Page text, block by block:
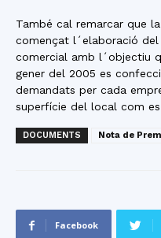
També cal remarcar que
començat l´elaboració
comercial amb l´objectiu
gener del 2005 es
demandats per cada
superfície del local com
DOCUMENTS Nota de
Facebook